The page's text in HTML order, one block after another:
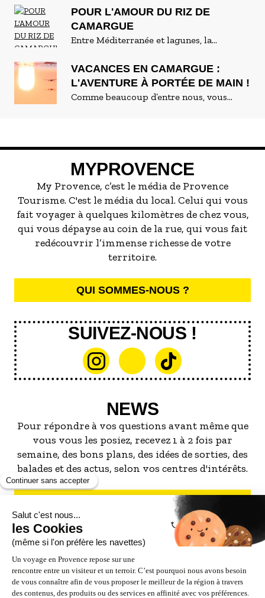
manade : un élevage de taureaux de
Camargue. La famille Guillot nous a
ouvert les portes de la sienne, la manade
sauvage, découvrez avec nous ce lieu
d’exception et cette famille peu
commune.
POUR L'AMOUR DU RIZ DE
CAMARGUE
Entre Méditerranée et lagunes, la
façonnées par les rizières. Lovée sur la
rive gauche du Petit-Rhône au coeur du
Parc régional naturel de Camargue,
partager leur amour du riz de Camargue
et de son terroir atypique.
VACANCES EN CAMARGUE :
L'AVENTURE À PORTÉE DE MAIN !
Comme beaucoup d’entre nous, vous
pour cela. En Provence, nous avons la
Camargue !
MYPROVENCE
My Provence, c’est le média de Provence
Tourisme. C'est le média du local. Celui qui vous
fait voyager à quelques kilomètres de chez vous,
qui vous dépayse au coin de la rue, qui vous fait
redécouvrir l’immense richesse de votre
territoire.
QUI SOMMES-NOUS ?
SUIVEZ-NOUS !
NEWS
Pour répondre à vos questions avant même que
vous vous les posiez, recevez 1 à 2 fois par
semaine, des bons plans, des idées de sorties, des
balades et des actus, selon vos centres d'intérêts.
S'INSCRIRE À LA NEWSLETTER
NOS PARTENAIRES